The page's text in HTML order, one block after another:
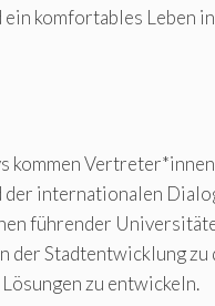
komfortables Leben
kommen
der internationalen
führender
der Stadtentwicklung zu
zu entwickeln.